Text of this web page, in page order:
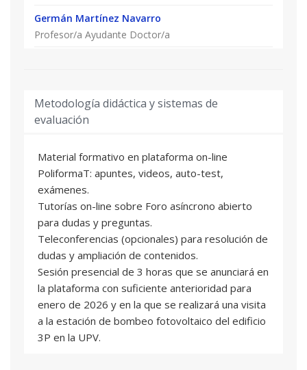
y/o con la SOSTENIBILIDAD MEDIOAMBIENTAL.
Germán Martínez Navarro
Profesor/a Ayudante Doctor/a
Metodología didáctica y sistemas de
evaluación
Material formativo en plataforma on-line
PoliformaT: apuntes, videos, auto-test,
exámenes.
Tutorías on-line sobre Foro asíncrono abierto
para dudas y preguntas.
Teleconferencias (opcionales) para resolución de
dudas y ampliación de contenidos.
Sesión presencial de 3 horas que se anunciará en
la plataforma con suficiente anterioridad para
enero de 2026 y en la que se realizará una visita
a la estación de bombeo fotovoltaico del edificio
3P en la UPV.